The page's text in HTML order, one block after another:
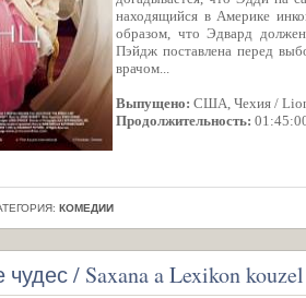
находящийся в Америке
образом, что Эдвард
Пэйдж поставлена перед
врачом...
Выпущено: США, Чехия /
Продолжительность:
КОМЕДИИ
/ Saxana a Lexikon